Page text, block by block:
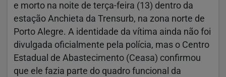
e morto na noite de terça-feira (13) dentro da
estação Anchieta da Trensurb, na zona norte de
Porto Alegre. A identidade da vítima ainda não foi
divulgada oficialmente pela polícia, mas o Centro
Estadual de Abastecimento (Ceasa) confirmou
que ele fazia parte do quadro funcional da